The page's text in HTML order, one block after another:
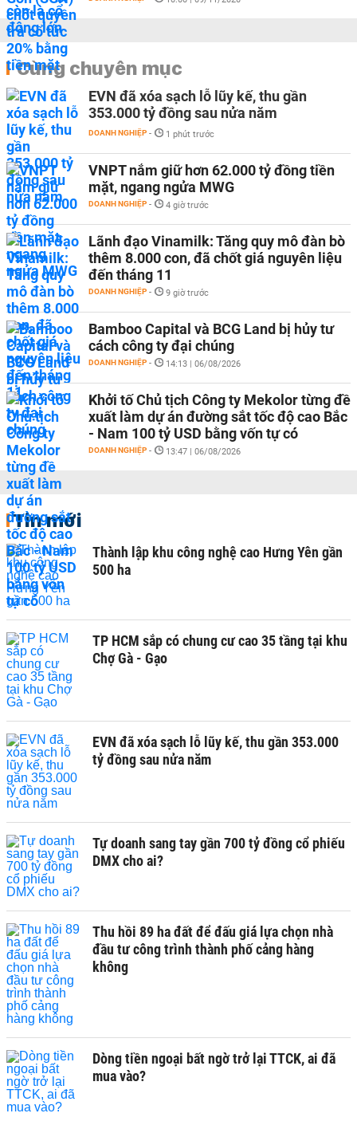
Cùng chuyên mục
EVN đã xóa sạch lỗ lũy kế, thu gần
353.000 tỷ đồng sau nửa năm
DOANH NGHIỆP - 1 phút trước
VNPT nắm giữ hơn 62.000 tỷ đồng tiền
mặt, ngang ngửa MWG
DOANH NGHIỆP - 4 giờ trước
Lãnh đạo Vinamilk: Tăng quy mô đàn bò
thêm 8.000 con, đã chốt giá nguyên liệu
đến tháng 11
DOANH NGHIỆP - 9 giờ trước
Bamboo Capital và BCG Land bị hủy tư
cách công ty đại chúng
DOANH NGHIỆP - 14:13 | 06/08/2026
Khởi tố Chủ tịch Công ty Mekolor từng đề
xuất làm dự án đường sắt tốc độ cao Bắc
- Nam 100 tỷ USD bằng vốn tự có
DOANH NGHIỆP - 13:47 | 06/08/2026
Tin mới
Thành lập khu công nghệ cao Hưng Yên gần
500 ha
TP HCM sắp có chung cư cao 35 tầng tại khu
Chợ Gà - Gạo
EVN đã xóa sạch lỗ lũy kế, thu gần 353.000
tỷ đồng sau nửa năm
Tự doanh sang tay gần 700 tỷ đồng cổ phiếu
DMX cho ai?
Thu hồi 89 ha đất để đấu giá lựa chọn nhà
đầu tư công trình thành phố cảng hàng
không
Dòng tiền ngoại bất ngờ trở lại TTCK, ai đã
mua vào?